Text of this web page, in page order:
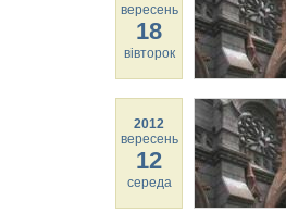
вересень
18
вівторок
2012
вересень
12
середа